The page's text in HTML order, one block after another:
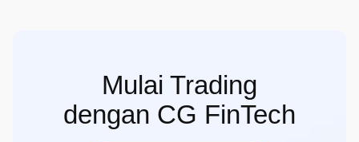
Mulai Trading
dengan CG FinTech